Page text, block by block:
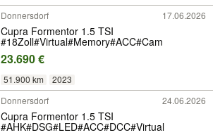
Donnersdorf 17.06.2026
Cupra Formentor 1.5 TSI
#18Zoll#Virtual#Memory#ACC#Cam
23.690 €
51.900 km 2023
Donnersdorf 24.06.2026
Cupra Formentor 1.5 TSI
#AHK#DSG#LED#ACC#DCC#Virtual